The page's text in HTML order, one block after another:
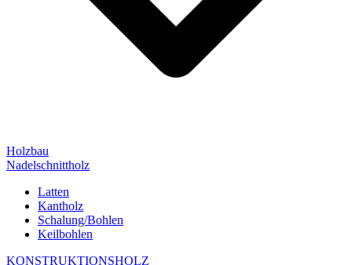
Holzbau
Nadelschnittholz
Latten
Kantholz
Schalung/Bohlen
Keilbohlen
KONSTRUKTIONSHOLZ